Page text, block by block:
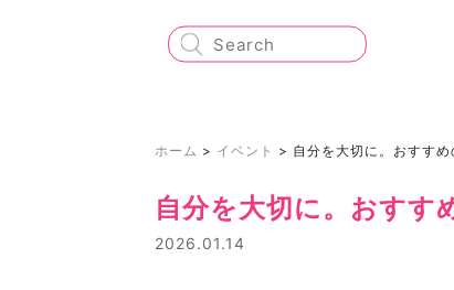
ホーム > イベント > 自分を大切に。おすす
自分を大切に。おすす
2026.01.14